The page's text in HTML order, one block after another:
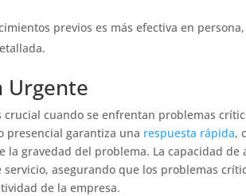
previos es más efectiva en
Urgente
crucial cuando se enfrentan problemas
presencial garantiza una respuesta rápida,
la gravedad del problema. La capacidad
servicio, asegurando que los problemas
de la empresa.